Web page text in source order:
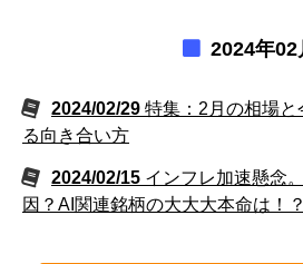
2024年02
2024/02/29 特集：2月の相場
る向き合い方
2024/02/15 インフレ加速懸念
因？AI関連銘柄の大大大本命は！？